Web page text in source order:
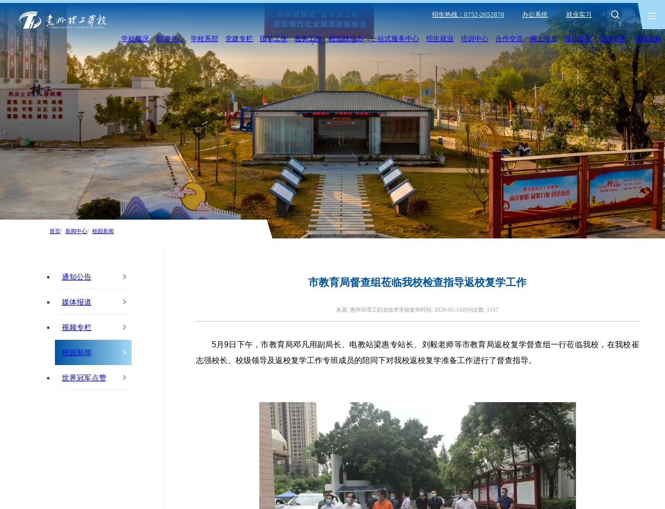
招生热线：0752-2652878 办公系统 就业实习
学校概况 新闻中心 学校系部 党建专栏 团学工作 教务工作 校友联络办 一站式服务中心 招生就业 培训中心 合作交流 网上报名 预约参观 招聘专栏 招标采购
首页 新闻中心 校园新闻
通知公告
媒体报道
视频专栏
校园新闻
世界冠军点赞
市教育局督查组莅临我校检查指导返校复学工作
来源: 惠州市理工职业技术学校发布时间: 2020-05-10访问次数: 1107
5月9日下午，市教育局邓凡用副局长、电教站梁惠专站长、刘毅老师等市教育局返校复学督查组一行莅临我校，在我校崔
志强校长、校级领导及返校复学工作专班成员的陪同下对我校返校复学准备工作进行了督查指导。